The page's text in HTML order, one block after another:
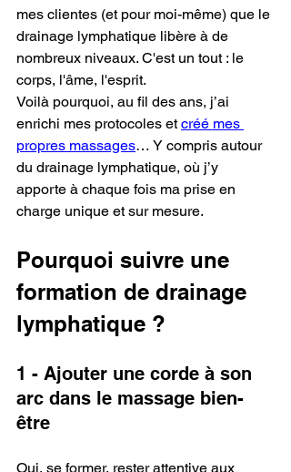
mes clientes (et pour moi-même) que le
drainage lymphatique libère à de
nombreux niveaux. C'est un tout : le
corps, l'âme, l'esprit.
Voilà pourquoi, au fil des ans, j’ai
enrichi mes protocoles et créé mes
propres massages… Y compris autour
du drainage lymphatique, où j’y
apporte à chaque fois ma prise en
charge unique et sur mesure.
Pourquoi suivre une
formation de drainage
lymphatique ?
1 - Ajouter une corde à son
arc dans le massage bien-
être
Oui, se former, rester attentive aux